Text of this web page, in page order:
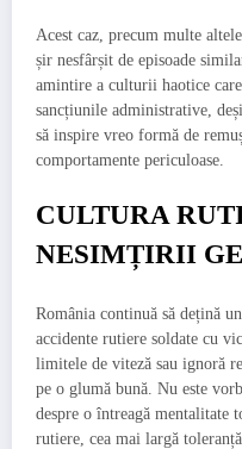
Acest caz, precum multe
șir nesfârșit de episoade
amintire a culturii haotice
sancțiunile administrative,
să inspire vreo formă de
comportamente periculoase.
CULTURA
NESIMȚIRII
România continuă să dețină
accidente rutiere soldate cu
limitele de viteză sau ignoră
pe o glumă bună. Nu este
despre o întreagă mentalitate
rutiere, cea mai largă